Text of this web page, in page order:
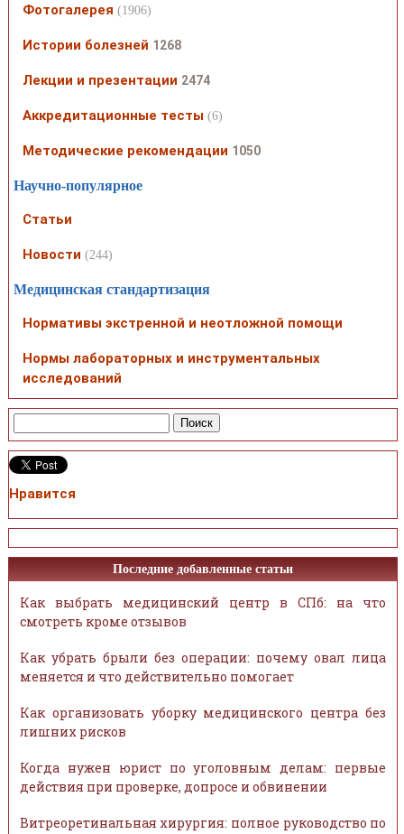
Фотогалерея (1906)
Истории болезней 1268
Лекции и презентации 2474
Аккредитационные тесты (6)
Методические рекомендации 1050
Научно-популярное
Статьи
Новости (244)
Медицинская стандартизация
Нормативы экстренной и неотложной помощи
Нормы лабораторных и инструментальных
исследований
Нравится
Последние добавленные статьи
Как выбрать медицинский центр в СПб: на что
смотреть кроме отзывов
Как убрать брыли без операции: почему овал лица
меняется и что действительно помогает
Как организовать уборку медицинского центра без
лишних рисков
Когда нужен юрист по уголовным делам: первые
действия при проверке, допросе и обвинении
Витреоретинальная хирургия: полное руководство по